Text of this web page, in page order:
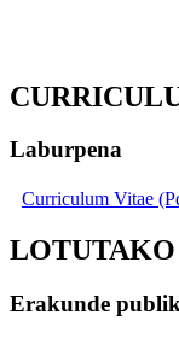
Laburpena
Curriculum Vitae
Erakunde